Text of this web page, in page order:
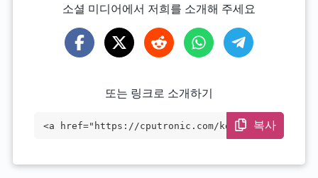
소셜 미디어에서 저희를 소개해 주세요
또는 링크로 소개하기
<a href="https://cputronic.com/ko/cpu/am
복사